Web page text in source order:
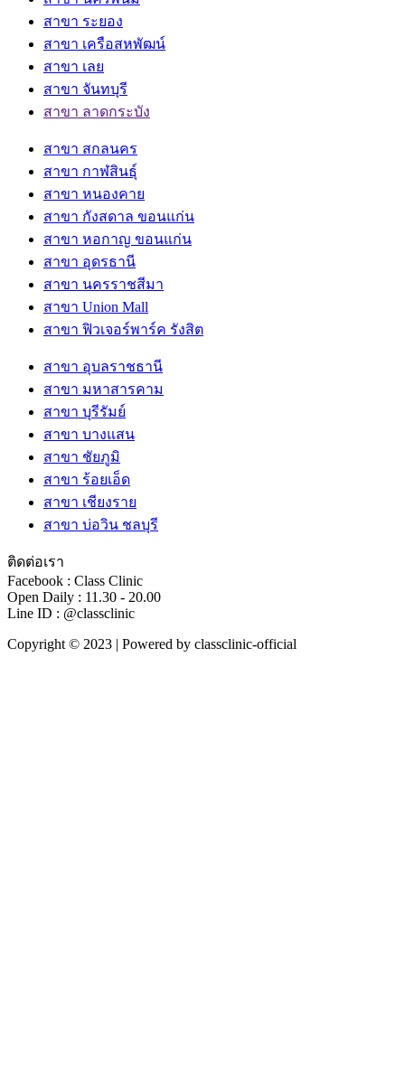
สาขา ระยอง
สาขา เครือสหพัฒน์
สาขา เลย
สาขา จันทบุรี
สาขา ลาดกระบัง
สาขา สกลนคร
สาขา กาฬสินธุ์
สาขา หนองคาย
สาขา กังสดาล ขอนแก่น
สาขา หอกาญ ขอนแก่น
สาขา อุดรธานี
สาขา นครราชสีมา
สาขา Union Mall
สาขา ฟิวเจอร์พาร์ค รังสิต
สาขา อุบลราชธานี
สาขา มหาสารคาม
สาขา บุรีรัมย์
สาขา บางแสน
สาขา ชัยภูมิ
สาขา ร้อยเอ็ด
สาขา เชียงราย
สาขา บ่อวิน ชลบุรี
ติดต่อเรา
Facebook : Class Clinic
Open Daily : 11.30 - 20.00
Line ID : @classclinic​
Copyright © 2023 | Powered by classclinic-official